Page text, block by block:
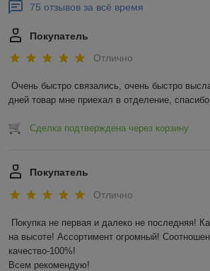
75 отзывов за всё время
Покупатель
Отлично
Очень быстро связались, очень быстро
дней товар мне приехал в отделение,
Сделка подтверждена через корзину
Покупатель
Отлично
Покупка не первая и далеко не последняя!
на высоте! Ассортимент огромный!
качество-100%!
Всем рекомендую!